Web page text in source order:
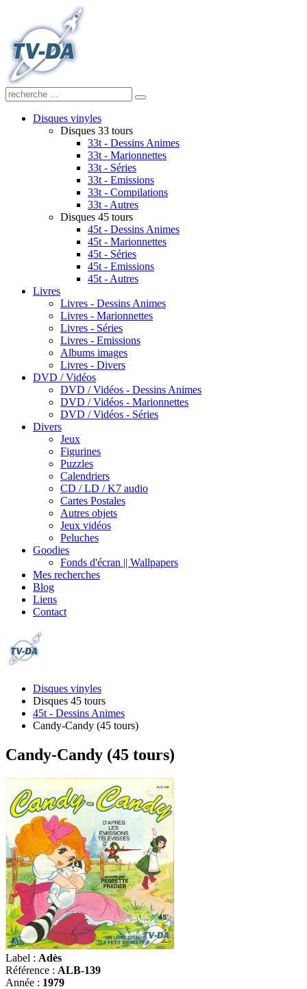
Disques vinyles
Disques 33 tours
33t - Dessins Animes
33t - Marionnettes
33t - Séries
33t - Emissions
33t - Compilations
33t - Autres
Disques 45 tours
45t - Dessins Animes
45t - Marionnettes
45t - Séries
45t - Emissions
45t - Autres
Livres
Livres - Dessins Animes
Livres - Marionnettes
Livres - Séries
Livres - Emissions
Albums images
Livres - Divers
DVD / Vidéos
DVD / Vidéos - Dessins Animes
DVD / Vidéos - Marionnettes
DVD / Vidéos - Séries
Divers
Jeux
Figurines
Puzzles
Calendriers
CD / LD / K7 audio
Cartes Postales
Autres objets
Jeux vidéos
Peluches
Goodies
Fonds d'écran || Wallpapers
Mes recherches
Blog
Liens
Contact
Disques vinyles
Disques 45 tours
45t - Dessins Animes
Candy-Candy (45 tours)
Candy-Candy (45 tours)
Label : Adès
Référence : ALB-139
Année : 1979